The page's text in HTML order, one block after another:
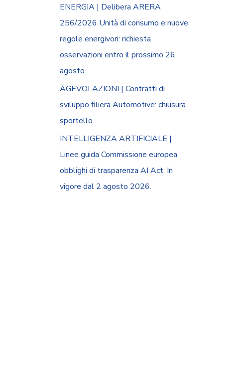
ENERGIA | Delibera ARERA
256/2026 Unità di consumo e nuove
regole energivori: richiesta
osservazioni entro il prossimo 26
agosto.
AGEVOLAZIONI | Contratti di
sviluppo filiera Automotive: chiusura
sportello
INTELLIGENZA ARTIFICIALE |
Linee guida Commissione europea
obblighi di trasparenza AI Act. In
vigore dal 2 agosto 2026.